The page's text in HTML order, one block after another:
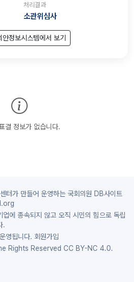
처리결과
소관위심사
안정보시스템에서 보기
결 정보가 없습니다.
터가 만들어 운영하는 국회의원 DB사이트
에 종속되지 않고 오직 시민의 힘으로 독립
.
영됩니다. 회원가입
Rights Reserved CC BY-NC 4.0.